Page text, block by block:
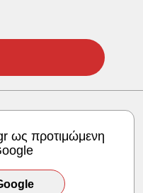
ως προτιμώμενη